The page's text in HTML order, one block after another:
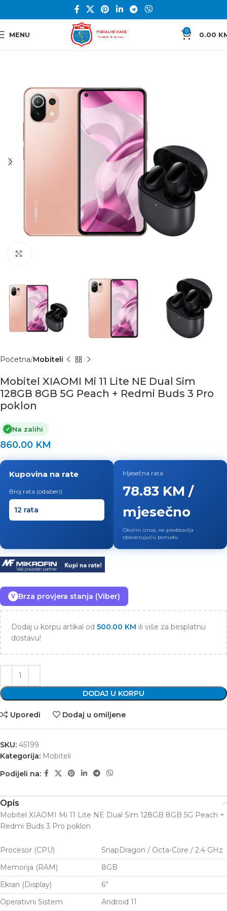
MENU 0 0.00
Početna Mobiteli
Mobitel XIAOMI Mi 11 Lite NE Dual Sim
128GB 8GB 5G Peach + Redmi Buds 3 Pro
poklon
✓ Na zalihi
860.00 KM
Kupovina na rate
Broj rata (odaberi)
Mjesečna rata
78.83 KM /
mjesečno
Okvirni iznos, ne predstavlja
obavezujuću ponudu.
V Brza provjera stanja (Viber)
Dodaj u korpu artikal od 500.00 KM ili više za besplatnu
dostavu!
DODAJ U KORPU
Uporedi Dodaj u omiljene
SKU: 45199
Kategorija: Mobiteli
Podijeli na:
Opis
Mobitel XIAOMI Mi 11 Lite NE Dual Sim 128GB 8GB 5G Peach +
Redmi Buds 3 Pro poklon
Procesor (CPU)
SnapDragon / Octa-Core / 2.4 GHz
Memorija (RAM)
8GB
Ekran (Display)
6”
Operativni Sistem
Android 11